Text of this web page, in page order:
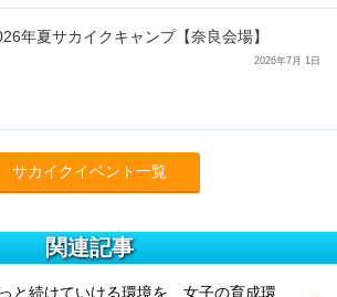
年夏サカイクキャンプ【奈良会場】
2026年7月 1日
サカイクイベント一覧
関連記事
と続けていける環境を 女子の育成環